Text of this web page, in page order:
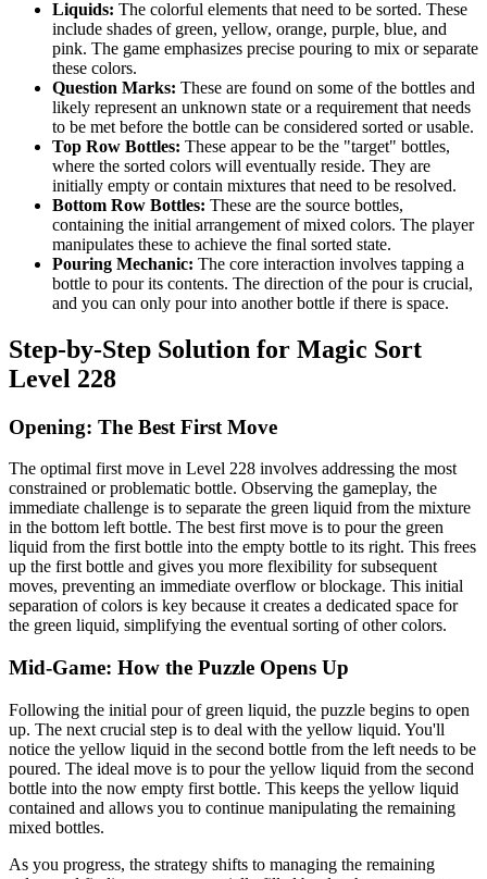
Liquids: The colorful elements that need to be sorted. These
include shades of green, yellow, orange, purple, blue, and
pink. The game emphasizes precise pouring to mix or separate
these colors.
Question Marks: These are found on some of the bottles and
likely represent an unknown state or a requirement that needs
to be met before the bottle can be considered sorted or usable.
Top Row Bottles: These appear to be the "target" bottles,
where the sorted colors will eventually reside. They are
initially empty or contain mixtures that need to be resolved.
Bottom Row Bottles: These are the source bottles,
containing the initial arrangement of mixed colors. The player
manipulates these to achieve the final sorted state.
Pouring Mechanic: The core interaction involves tapping a
bottle to pour its contents. The direction of the pour is crucial,
and you can only pour into another bottle if there is space.
Step-by-Step Solution for Magic Sort
Level 228
Opening: The Best First Move
The optimal first move in Level 228 involves addressing the most
constrained or problematic bottle. Observing the gameplay, the
immediate challenge is to separate the green liquid from the mixture
in the bottom left bottle. The best first move is to pour the green
liquid from the first bottle into the empty bottle to its right. This frees
up the first bottle and gives you more flexibility for subsequent
moves, preventing an immediate overflow or blockage. This initial
separation of colors is key because it creates a dedicated space for
the green liquid, simplifying the eventual sorting of other colors.
Mid-Game: How the Puzzle Opens Up
Following the initial pour of green liquid, the puzzle begins to open
up. The next crucial step is to deal with the yellow liquid. You'll
notice the yellow liquid in the second bottle from the left needs to be
poured. The ideal move is to pour the yellow liquid from the second
bottle into the now empty first bottle. This keeps the yellow liquid
contained and allows you to continue manipulating the remaining
mixed bottles.
As you progress, the strategy shifts to managing the remaining